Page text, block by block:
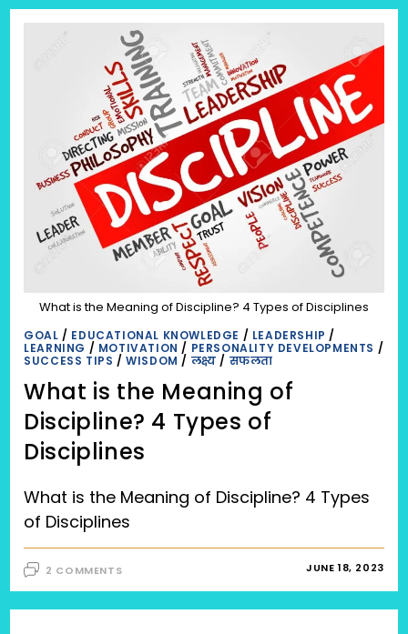
What is the Meaning of Discipline? 4 Types of Disciplines
GOAL / EDUCATIONAL KNOWLEDGE / LEADERSHIP /
LEARNING / MOTIVATION / PERSONALITY DEVELOPMENTS /
SUCCESS TIPS /WISDOM / लक्ष्य / सफलता
What is the Meaning of
Discipline? 4 Types of
Disciplines
What is the Meaning of Discipline? 4 Types
of Disciplines
2 COMMENTS JUNE 18, 2023